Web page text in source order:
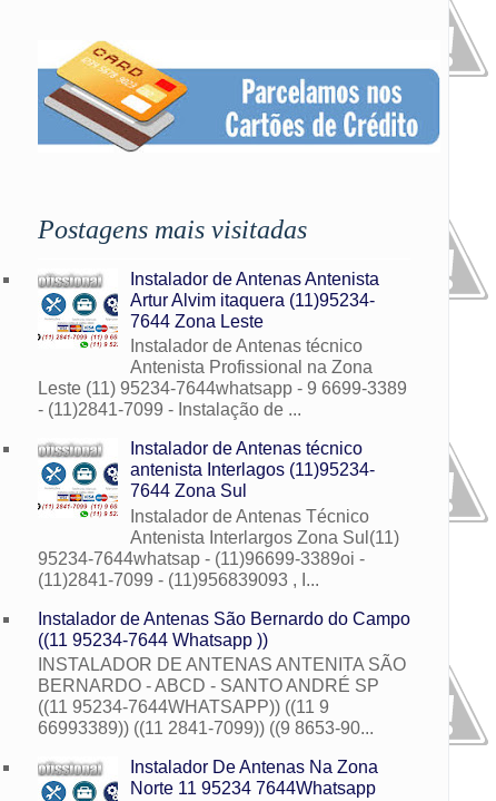
Postagens mais visitadas
Instalador de Antenas Antenista
Artur Alvim itaquera (11)95234-
7644 Zona Leste
Instalador de Antenas técnico
Antenista Profissional na Zona
Leste (11) 95234-7644whatsapp - 9 6699-3389
- (11)2841-7099 - Instalação de ...
Instalador de Antenas técnico
antenista Interlagos (11)95234-
7644 Zona Sul
Instalador de Antenas Técnico
Antenista Interlargos Zona Sul(11)
95234-7644whatsap - (11)96699-3389oi -
(11)2841-7099 - (11)956839093 , I...
Instalador de Antenas São Bernardo do Campo
((11 95234-7644 Whatsapp ))
INSTALADOR DE ANTENAS ANTENITA SÃO
BERNARDO - ABCD - SANTO ANDRÉ SP
((11 95234-7644WHATSAPP)) ((11 9
66993389)) ((11 2841-7099)) ((9 8653-90...
Instalador De Antenas Na Zona
Norte 11 95234 7644Whatsapp